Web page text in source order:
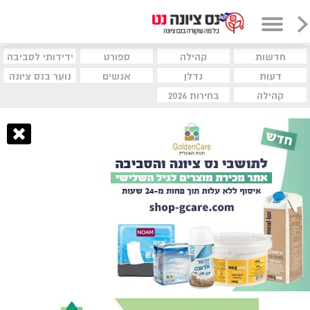
חדשות קהילה ספורט
ידידותי לסביבה
דעות
נדלן אנשים
נוער בנס ציונה
קהילה
בחירות 2026